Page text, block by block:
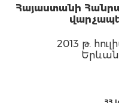
Հայաստանի
2013 թ.
Երևան
ՀՀ